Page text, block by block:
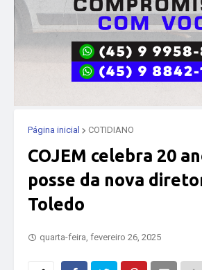
Página inicial COTIDIANO
COJEM celebra 20
posse da nova
Toledo
quarta-feira, fevereiro 26, 2025